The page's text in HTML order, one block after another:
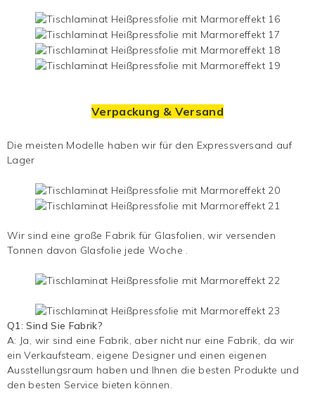
Verpackung & Versand
Die meisten Modelle haben wir für den Expressversand auf
Lager
Wir sind eine große Fabrik für Glasfolien, wir versenden
Tonnen davon Glasfolie jede Woche .
Q1: Sind Sie Fabrik?
A: Ja, wir sind eine Fabrik, aber nicht nur eine Fabrik, da wir
ein Verkaufsteam, eigene Designer und einen eigenen
Ausstellungsraum haben und Ihnen die besten Produkte und
den besten Service bieten können.